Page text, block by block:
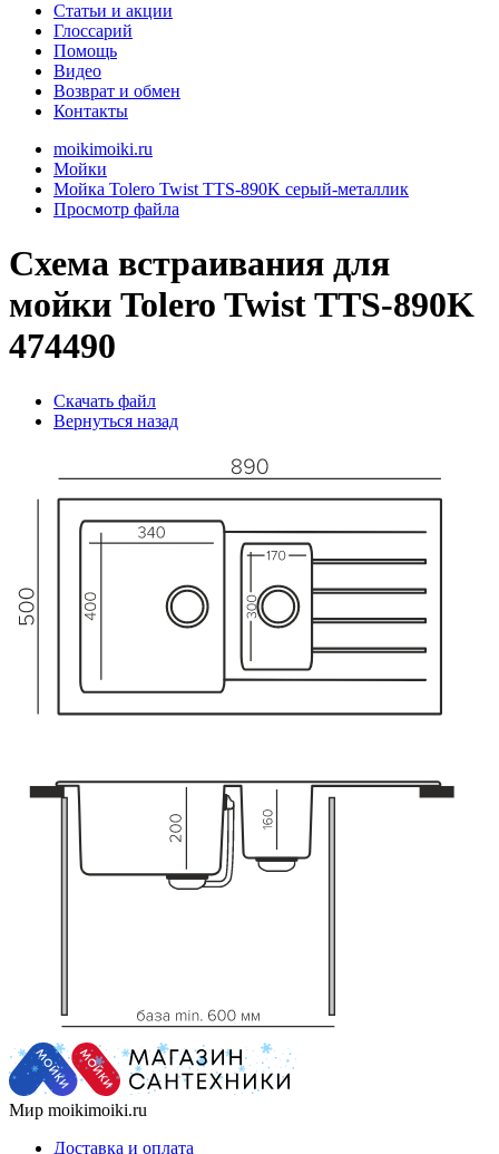
Статьи и акции
Глоссарий
Помощь
Видео
Возврат и обмен
Контакты
moikimoiki.ru
Мойки
Мойка Tolero Twist TTS-890K серый-металлик
Просмотр файла
Схема встраивания для
мойки Tolero Twist TTS-890K
474490
Скачать файл
Вернуться назад
Мир moikimoiki.ru
Доставка и оплата